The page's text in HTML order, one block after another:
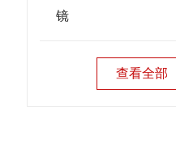
镜
查看全部